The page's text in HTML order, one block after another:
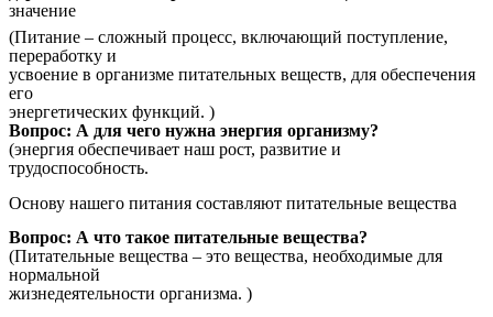
значение
(Питание – сложный процесс, включающий поступление,
переработку и
усвоение в организме питательных веществ, для обеспечения
его
энергетических функций. )
Вопрос: А для чего нужна энергия организму?
(энергия обеспечивает наш рост, развитие и
трудоспособность.
Основу нашего питания составляют питательные вещества
Вопрос: А что такое питательные вещества?
(Питательные вещества – это вещества, необходимые для
нормальной
жизнедеятельности организма. )